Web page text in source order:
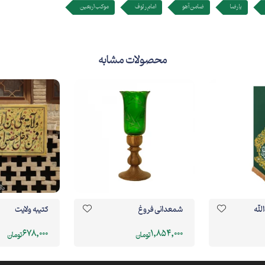
یا رضا ضامن آهو امام رئوف موکب اربعین
محصولات مشابه
شمعدانی فروغ
1,854,000تومان
کتیبه ولایت
678,000تومان